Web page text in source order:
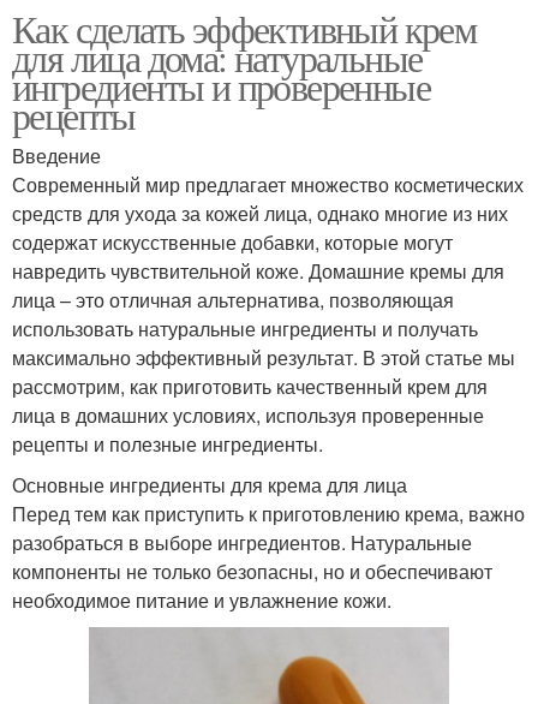
Как сделать эффективный крем
для лица дома: натуральные
ингредиенты и проверенные
рецепты
Введение
Современный мир предлагает множество косметических
средств для ухода за кожей лица, однако многие из них
содержат искусственные добавки, которые могут
навредить чувствительной коже. Домашние кремы для
лица – это отличная альтернатива, позволяющая
использовать натуральные ингредиенты и получать
максимально эффективный результат. В этой статье мы
рассмотрим, как приготовить качественный крем для
лица в домашних условиях, используя проверенные
рецепты и полезные ингредиенты.
Основные ингредиенты для крема для лица
Перед тем как приступить к приготовлению крема, важно
разобраться в выборе ингредиентов. Натуральные
компоненты не только безопасны, но и обеспечивают
необходимое питание и увлажнение кожи.